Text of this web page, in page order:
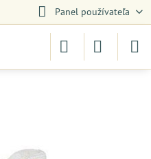
Panel používateľa